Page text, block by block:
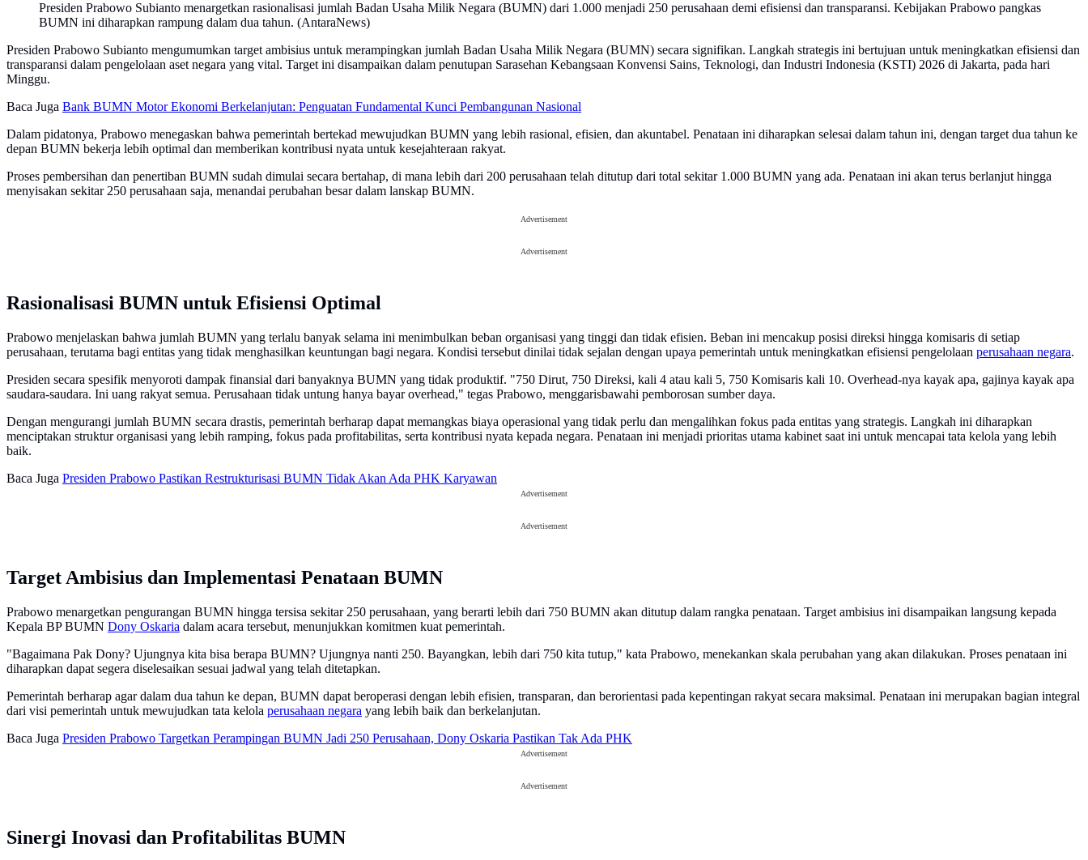
Presiden Prabowo Subianto menargetkan rasionalisasi jumlah Badan Usaha Milik Negara (BUMN) dari 1.000 menjadi 250 perusahaan demi efisiensi dan transparansi. Kebijakan Prabowo pangkas
BUMN ini diharapkan rampung dalam dua tahun. (AntaraNews)
Presiden Prabowo Subianto mengumumkan target ambisius untuk merampingkan jumlah Badan Usaha Milik Negara (BUMN) secara signifikan. Langkah strategis ini bertujuan untuk meningkatkan efisiensi dan
transparansi dalam pengelolaan aset negara yang vital. Target ini disampaikan dalam penutupan Sarasehan Kebangsaan Konvensi Sains, Teknologi, dan Industri Indonesia (KSTI) 2026 di Jakarta, pada hari
Minggu.
Baca Juga Bank BUMN Motor Ekonomi Berkelanjutan: Penguatan Fundamental Kunci Pembangunan Nasional
Dalam pidatonya, Prabowo menegaskan bahwa pemerintah bertekad mewujudkan BUMN yang lebih rasional, efisien, dan akuntabel. Penataan ini diharapkan selesai dalam tahun ini, dengan target dua tahun ke
depan BUMN bekerja lebih optimal dan memberikan kontribusi nyata untuk kesejahteraan rakyat.
Proses pembersihan dan penertiban BUMN sudah dimulai secara bertahap, di mana lebih dari 200 perusahaan telah ditutup dari total sekitar 1.000 BUMN yang ada. Penataan ini akan terus berlanjut hingga
menyisakan sekitar 250 perusahaan saja, menandai perubahan besar dalam lanskap BUMN.
Advertisement
Advertisement
Rasionalisasi BUMN untuk Efisiensi Optimal
Prabowo menjelaskan bahwa jumlah BUMN yang terlalu banyak selama ini menimbulkan beban organisasi yang tinggi dan tidak efisien. Beban ini mencakup posisi direksi hingga komisaris di setiap
perusahaan, terutama bagi entitas yang tidak menghasilkan keuntungan bagi negara. Kondisi tersebut dinilai tidak sejalan dengan upaya pemerintah untuk meningkatkan efisiensi pengelolaan perusahaan negara.
Presiden secara spesifik menyoroti dampak finansial dari banyaknya BUMN yang tidak produktif. "750 Dirut, 750 Direksi, kali 4 atau kali 5, 750 Komisaris kali 10. Overhead-nya kayak apa, gajinya kayak apa
saudara-saudara. Ini uang rakyat semua. Perusahaan tidak untung hanya bayar overhead," tegas Prabowo, menggarisbawahi pemborosan sumber daya.
Dengan mengurangi jumlah BUMN secara drastis, pemerintah berharap dapat memangkas biaya operasional yang tidak perlu dan mengalihkan fokus pada entitas yang strategis. Langkah ini diharapkan
menciptakan struktur organisasi yang lebih ramping, fokus pada profitabilitas, serta kontribusi nyata kepada negara. Penataan ini menjadi prioritas utama kabinet saat ini untuk mencapai tata kelola yang lebih
baik.
Baca Juga Presiden Prabowo Pastikan Restrukturisasi BUMN Tidak Akan Ada PHK Karyawan
Advertisement
Advertisement
Target Ambisius dan Implementasi Penataan BUMN
Prabowo menargetkan pengurangan BUMN hingga tersisa sekitar 250 perusahaan, yang berarti lebih dari 750 BUMN akan ditutup dalam rangka penataan. Target ambisius ini disampaikan langsung kepada
Kepala BP BUMN Dony Oskaria dalam acara tersebut, menunjukkan komitmen kuat pemerintah.
"Bagaimana Pak Dony? Ujungnya kita bisa berapa BUMN? Ujungnya nanti 250. Bayangkan, lebih dari 750 kita tutup," kata Prabowo, menekankan skala perubahan yang akan dilakukan. Proses penataan ini
diharapkan dapat segera diselesaikan sesuai jadwal yang telah ditetapkan.
Pemerintah berharap agar dalam dua tahun ke depan, BUMN dapat beroperasi dengan lebih efisien, transparan, dan berorientasi pada kepentingan rakyat secara maksimal. Penataan ini merupakan bagian integral
dari visi pemerintah untuk mewujudkan tata kelola perusahaan negara yang lebih baik dan berkelanjutan.
Baca Juga Presiden Prabowo Targetkan Perampingan BUMN Jadi 250 Perusahaan, Dony Oskaria Pastikan Tak Ada PHK
Advertisement
Advertisement
Sinergi Inovasi dan Profitabilitas BUMN